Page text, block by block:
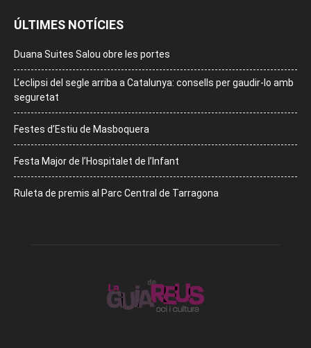
ÚLTIMES NOTÍCIES
Duana Suites Salou obre les portes
L’eclipsi del segle arriba a Catalunya: consells per gaudir-lo amb
seguretat
Festes d’Estiu de Masboquera
Festa Major de l’Hospitalet de l’Infant
Ruleta de premis al Parc Central de Tarragona